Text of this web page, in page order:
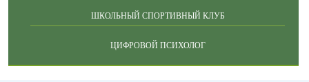
ШКОЛЬНЫЙ СПОРТИВНЫЙ КЛУБ
ЦИФРОВОЙ ПСИХОЛОГ